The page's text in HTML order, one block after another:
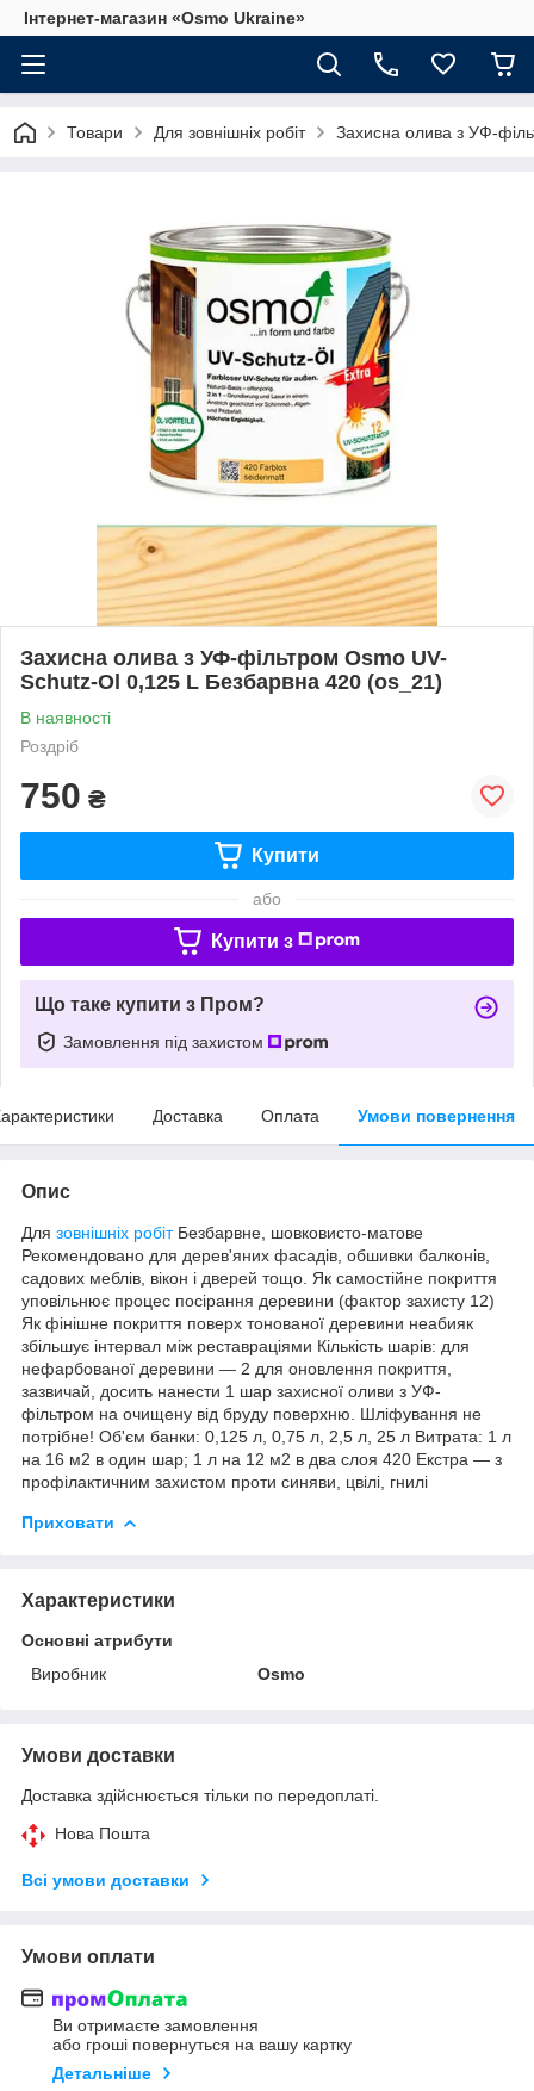
Інтернет-магазин «Osmo Ukraine»
Товари Для зовнішніх робіт Захисна олива з УФ-
Захисна олива з УФ-фільтром Osmo UV-
Schutz-Ol 0,125 L Безбарвна 420 (os_21)
В наявності
Роздріб
750 ₴
Купити
або
Купити з
Що таке купити з Пром?
Замовлення під захистом
Доставка Оплата Умови повернення
Опис
Для зовнішніх робітБезбарвне, шовковисто-матове
Рекомендовано для дерев'яних фасадів, обшивки балконів,
садових меблів, вікон і дверей тощо. Як самостійне покриття
уповільнює процес посірання деревини (фактор захисту 12)
Як фінішне покриття поверх тонованої деревини неабияк
збільшує інтервал між реставраціями Кількість шарів: для
нефарбованої деревини — 2 для оновлення покриття,
зазвичай, досить нанести 1 шар захисної оливи з УФ-
фільтром на очищену від бруду поверхню. Шліфування не
потрібне! Об'єм банки: 0,125 л, 0,75 л, 2,5 л, 25 л Витрата: 1 л
на 16 м2 в один шар; 1 л на 12 м2 в два слоя 420 Екстра — з
профілактичним захистом проти синяви, цвілі, гнилі
Приховати
Характеристики
Основні атрибути
Виробник
Osmo
Умови доставки
Доставка здійснюється тільки по передоплаті.
Нова Пошта
Всі умови доставки
Умови оплати
Ви отримаєте замовлення
або гроші повернуться на вашу картку
Детальніше